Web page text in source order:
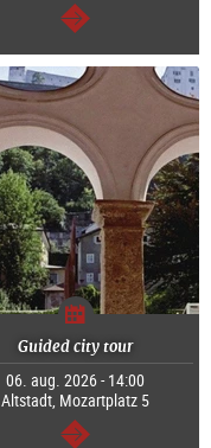
Tovább
Guided city tour
06. aug. 2026 - 14:00
Altstadt, Mozartplatz 5